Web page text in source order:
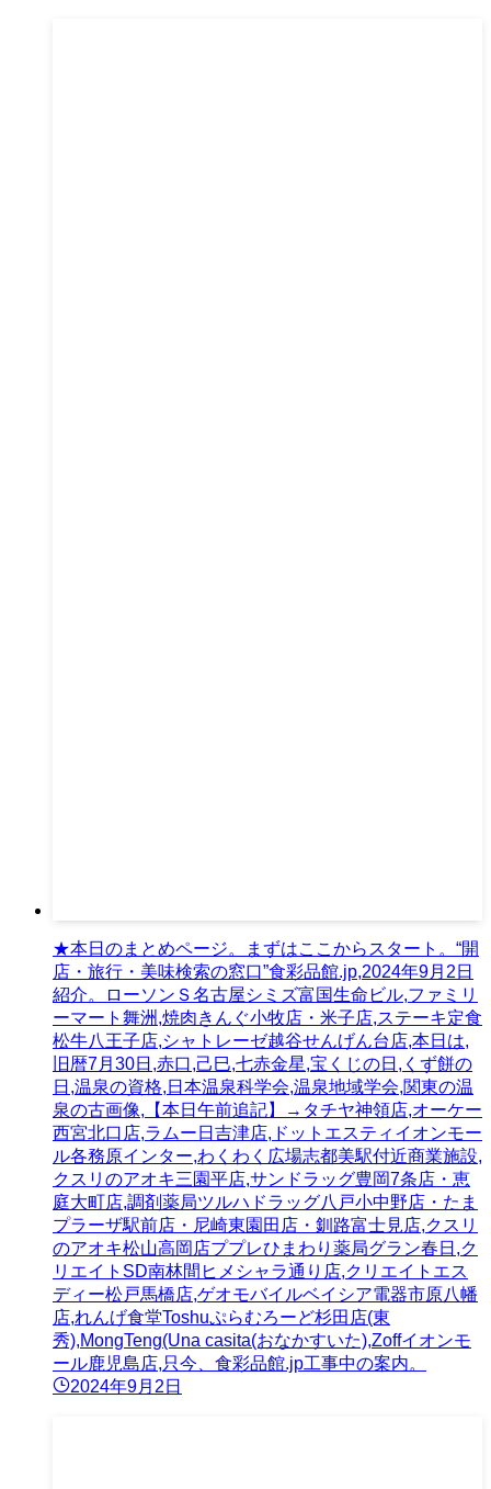
★本日のまとめページ。まずはここからスタート。“開
店・旅行・美味検索の窓口”食彩品館.jp,2024年9月2日
紹介。ローソンＳ名古屋シミズ富国生命ビル,ファミリ
ーマート舞洲,焼肉きんぐ小牧店・米子店,ステーキ定食
松牛八王子店,シャトレーゼ越谷せんげん台店,本日は,
旧暦7月30日,赤口,己巳,七赤金星,宝くじの日,くず餅の
日,温泉の資格,日本温泉科学会,温泉地域学会,関東の温
泉の古画像,【本日午前追記】→タチヤ神領店,オーケー
西宮北口店,ラムー日吉津店,ドットエスティイオンモー
ル各務原インター,わくわく広場志都美駅付近商業施設,
クスリのアオキ三園平店,サンドラッグ豊岡7条店・恵
庭大町店,調剤薬局ツルハドラッグ八戸小中野店・たま
プラーザ駅前店・尼崎東園田店・釧路富士見店,クスリ
のアオキ松山高岡店ププレひまわり薬局グラン春日,ク
リエイトSD南林間ヒメシャラ通り店,クリエイトエス
ディー松戸馬橋店,ゲオモバイルベイシア電器市原八幡
店,れんげ食堂Toshuぷらむろーど杉田店(東
秀),MongTeng(Una casita(おなかすいた),Zoffイオンモ
ール鹿児島店,只今、食彩品館.jp工事中の案内。
2024年9月2日